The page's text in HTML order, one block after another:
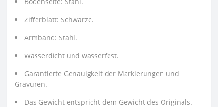
Zifferblatt: Schwarze.
Armband: Stahl.
Wasserdicht und wasserfest.
Garantierte Genauigkeit der Markierungen und
Gravuren.
Das Gewicht entspricht dem Gewicht des Originals.